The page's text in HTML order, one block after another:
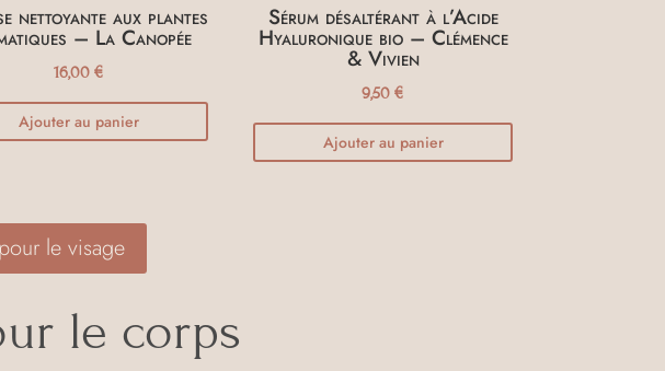
nettoyante aux plantes
– La Canopée
16,00 €
Ajouter au panier
Sérum désaltérant à l’Acide
Hyaluronique bio – Clémence
& Vivien
9,50€
Ajouter au panier
le visage
le corps